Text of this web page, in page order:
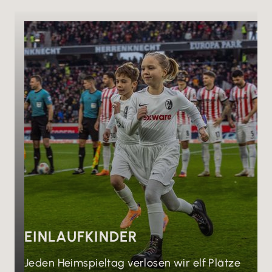
EINLAUFKINDER
Jeden Heimspieltag verlosen wir elf Plätze